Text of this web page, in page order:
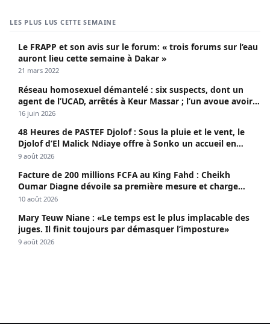
LES PLUS LUS CETTE SEMAINE
Le FRAPP et son avis sur le forum: « trois forums sur l’eau
auront lieu cette semaine à Dakar »
21 mars 2022
Réseau homosexuel démantelé : six suspects, dont un
agent de l’UCAD, arrêtés à Keur Massar ; l’un avoue avoir
propagé le VIH depuis 2018
16 juin 2026
48 Heures de PASTEF Djolof : Sous la pluie et le vent, le
Djolof d’El Malick Ndiaye offre à Sonko un accueil en
apothéose
9 août 2026
Facture de 200 millions FCFA au King Fahd : Cheikh
Oumar Diagne dévoile sa première mesure et charge
Diomaye et Cie
10 août 2026
Mary Teuw Niane : «Le temps est le plus implacable des
juges. Il finit toujours par démasquer l’imposture»
9 août 2026